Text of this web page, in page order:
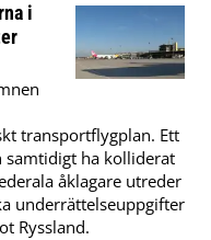
i
transportflygplan. Ett
samtidigt ha kolliderat
åklagare utreder
underrättelseuppgifter
Ryssland.